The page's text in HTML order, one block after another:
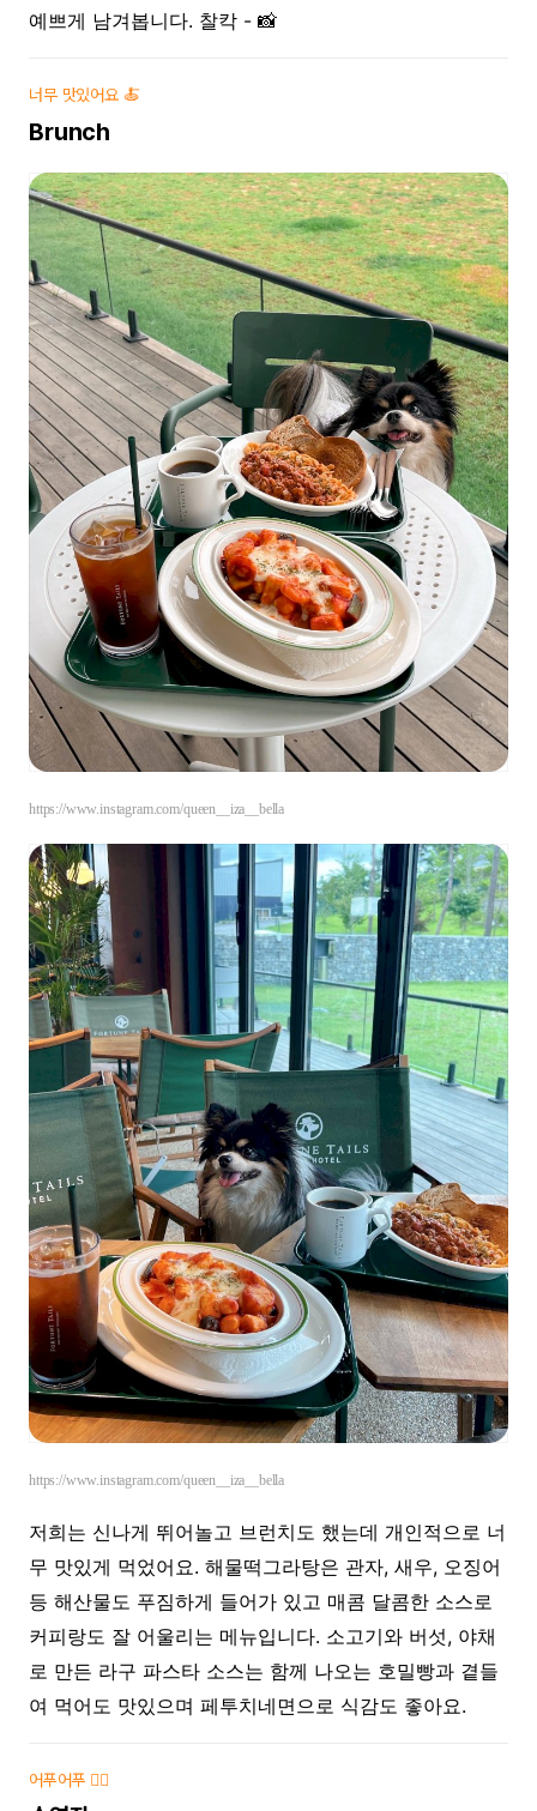
예쁘게 남겨봅니다. 찰칵 - 📸
너무 맛있어요 🍝
Brunch
https://www.instagram.com/queen__iza__bella
https://www.instagram.com/queen__iza__bella
저희는 신나게 뛰어놀고 브런치도 했는데 개인적으로 너
무 맛있게 먹었어요. 해물떡그라탕은 관자, 새우, 오징어
등 해산물도 푸짐하게 들어가 있고 매콤 달콤한 소스로
커피랑도 잘 어울리는 메뉴입니다. 소고기와 버섯, 야채
로 만든 라구 파스타 소스는 함께 나오는 호밀빵과 곁들
여 먹어도 맛있으며 페투치네면으로 식감도 좋아요.
어푸어푸 🏊‍♀️